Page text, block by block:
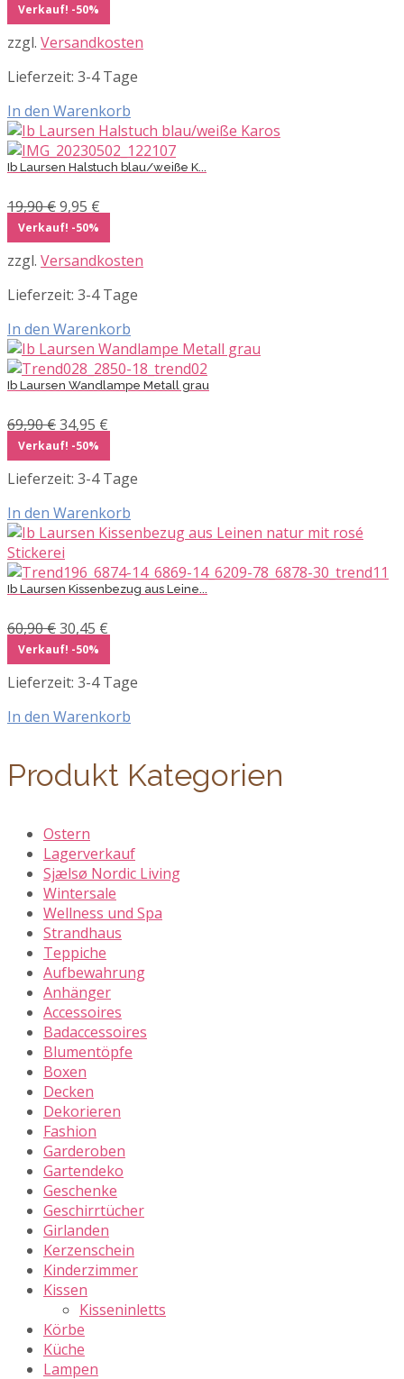
32,00 €
Verkauf! -50%
zzgl. Versandkosten
Lieferzeit: 3-4 Tage
In den Warenkorb
Ib Laursen Halstuch blau/weiße K...
19,90€Ursprünglicher
Preis
war:
19,90 €
9,95 €
ist:
9,95 €.
Verkauf! -50%
zzgl. Versandkosten
Lieferzeit: 3-4 Tage
In den Warenkorb
Ib Laursen Wandlampe Metall grau
69,90€Ursprünglicher
Preis
war:
69,90 €
34,95 €
ist:
34,95 €.
Verkauf! -50%
Lieferzeit: 3-4 Tage
In den Warenkorb
Ib Laursen Kissenbezug aus Leine...
60,90€Ursprünglicher
Preis
war:
60,90 €
30,45 €
ist:
30,45 €.
Verkauf! -50%
Lieferzeit: 3-4 Tage
In den Warenkorb
Produkt Kategorien
Ostern
Lagerverkauf
Sjælsø Nordic Living
Wintersale
Wellness und Spa
Strandhaus
Teppiche
Aufbewahrung
Anhänger
Accessoires
Badaccessoires
Blumentöpfe
Boxen
Decken
Dekorieren
Fashion
Garderoben
Gartendeko
Geschenke
Geschirrtücher
Girlanden
Kerzenschein
Kinderzimmer
Kissen
Kisseninletts
Körbe
Küche
Lampen